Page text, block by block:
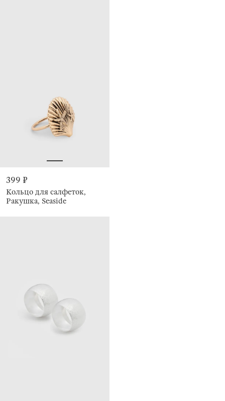
399 ₽
Кольцо для салфеток,
Ракушка, Seaside